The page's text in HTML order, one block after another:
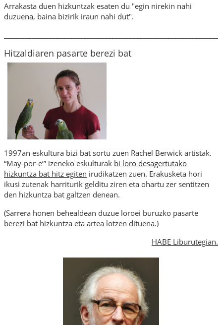
Arrakasta duen hizkuntzak esaten du "egin nirekin nahi
duzuena, baina bizirik iraun nahi dut".
Hitzaldiaren pasarte berezi bat
1997an eskultura bizi bat sortu zuen Rachel Berwick artistak.
“May-por-e’” izeneko eskulturak bi loro desagertutako
hizkuntza bat hitz egiten irudikatzen zuen. Erakusketa hori
ikusi zutenak harriturik gelditu ziren eta ohartu zer sentitzen
den hizkuntza bat galtzen denean.
(Sarrera honen behealdean duzue loroei buruzko pasarte
berezi bat hizkuntza eta artea lotzen dituena.)
HABE Liburutegian.